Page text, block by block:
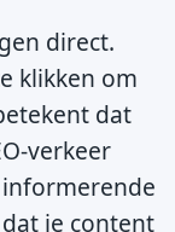
direct.
klikken om
dat
verkeer
je content